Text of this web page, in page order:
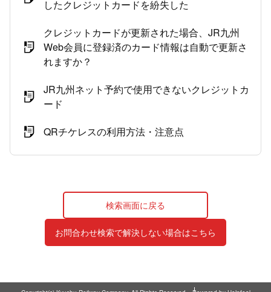
したクレジットカードを紛失した
クレジットカードが更新された場合、JR九州
Web会員に登録済のカード情報は自動で更新さ
れますか？
JR九州ネット予約で使用できないクレジットカ
ード
QRチケレスの利用方法・注意点
検索画面に戻る
お問合わせ検索で解決しない場合はこちら